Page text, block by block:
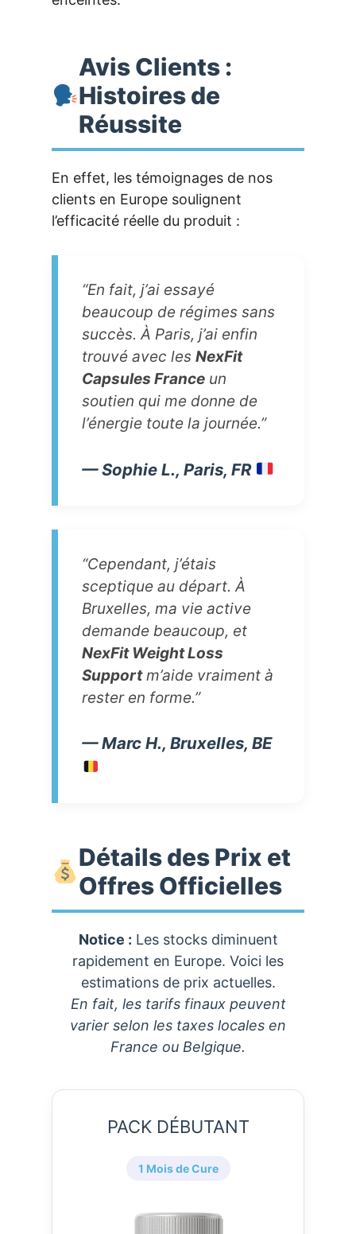
Avis Clients :
Histoires de
Réussite
En effet, les témoignages de nos
clients en Europe soulignent
l’efficacité réelle du produit :
“En fait, j’ai essayé
beaucoup de régimes sans
succès. À Paris, j’ai enfin
trouvé avec les NexFit
Capsules France un
soutien qui me donne de
l’énergie toute la journée.”
— Sophie L., Paris, FR
“Cependant, j’étais
sceptique au départ. À
Bruxelles, ma vie active
demande beaucoup, et
NexFit Weight Loss
Supportm’aide vraiment à
rester en forme.”
— Marc H., Bruxelles, BE
Détails des Prix et
Offres Officielles
Notice : Les stocks diminuent
rapidement en Europe. Voici les
estimations de prix actuelles.
En fait, les tarifs finaux peuvent
varier selon les taxes locales en
France ou Belgique.
PACK DÉBUTANT
1 Mois de Cure